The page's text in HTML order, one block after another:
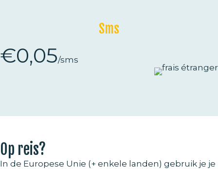
Sms
€0,05/sms
Op reis?
In de Europese Unie (+ enkele landen) gebruik je je